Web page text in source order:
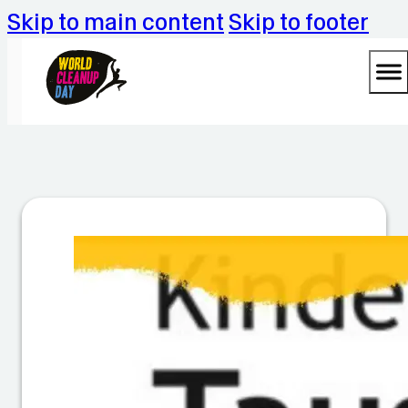
Skip to main content Skip to footer
o
rl
d
le